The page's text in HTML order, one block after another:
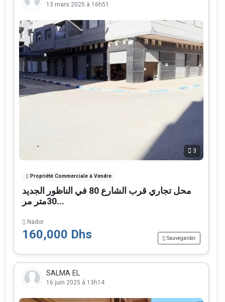
13 mars 2025 à 16h51
3
Propriété Commerciale à Vendre
محل تجاري قرب الشارع 80 في الناظور الجديد
30متر مر...
Nador
160,000 Dhs Sauvegarder
SALMA EL
16 juin 2025 à 13h14